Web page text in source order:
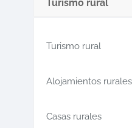
Turismo rural
Turismo rural
Alojamientos rurales
Casas rurales